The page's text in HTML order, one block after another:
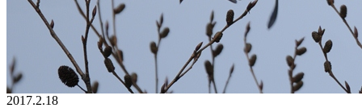
2017.2.18